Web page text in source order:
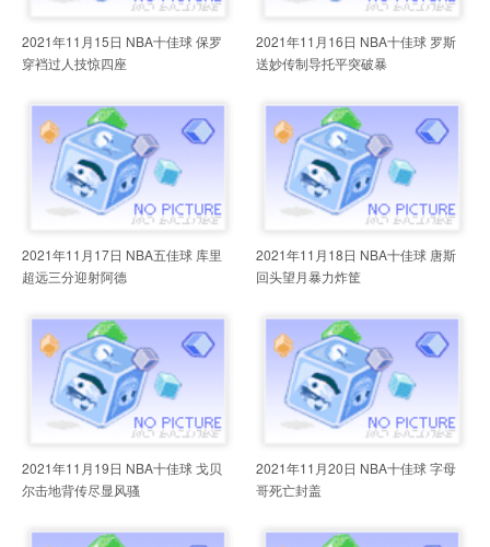
2021年11月15日 NBA十佳球 保罗
穿裆过人技惊四座
2021年11月16日 NBA十佳球 罗斯
送妙传制导托平突破暴
2021年11月17日 NBA五佳球 库里
超远三分迎射阿德
2021年11月18日 NBA十佳球 唐斯
回头望月暴力炸筐
2021年11月19日 NBA十佳球 戈贝
尔击地背传尽显风骚
2021年11月20日 NBA十佳球 字母
哥死亡封盖